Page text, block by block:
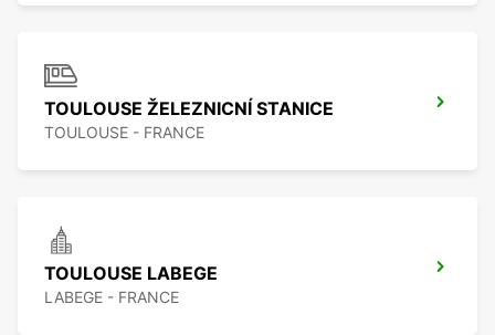
TOULOUSE ŽELEZNICNÍ STANICE
TOULOUSE - FRANCE
TOULOUSE LABEGE
LABEGE - FRANCE